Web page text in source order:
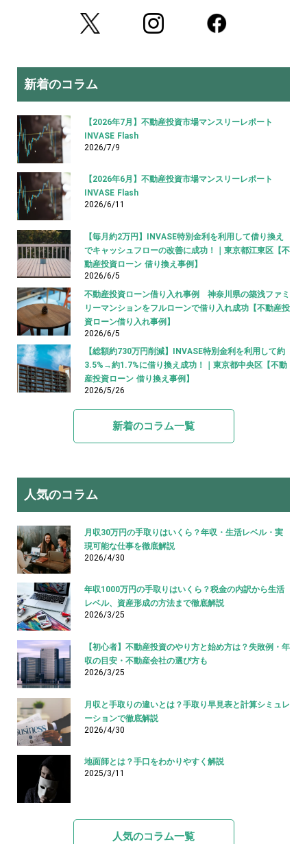
新着のコラム
【2026年7月】不動産投資市場マンスリーレポート
INVASE Flash
2026/7/9
【2026年6月】不動産投資市場マンスリーレポート
INVASE Flash
2026/6/11
【毎月約2万円】INVASE特別金利を利用して借り換え
でキャッシュフローの改善に成功！｜東京都江東区【不
動産投資ローン 借り換え事例】
2026/6/5
不動産投資ローン借り入れ事例 神奈川県の築浅ファミ
リーマンションをフルローンで借り入れ成功【不動産投
資ローン借り入れ事例】
2026/6/5
【総額約730万円削減】INVASE特別金利を利用して約
3.5%→約1.7%に借り換え成功！｜東京都中央区【不動
産投資ローン 借り換え事例】
2026/5/26
新着のコラム一覧
人気のコラム
月収30万円の手取りはいくら？年収・生活レベル・実
現可能な仕事を徹底解説
2026/4/30
年収1000万円の手取りはいくら？税金の内訳から生活
レベル、資産形成の方法まで徹底解説
2026/3/25
【初心者】不動産投資のやり方と始め方は？失敗例・年
収の目安・不動産会社の選び方も
2026/3/25
月収と手取りの違いとは？手取り早見表と計算シミュレ
ーションで徹底解説
2026/4/30
地面師とは？手口をわかりやすく解説
2025/3/11
人気のコラム一覧